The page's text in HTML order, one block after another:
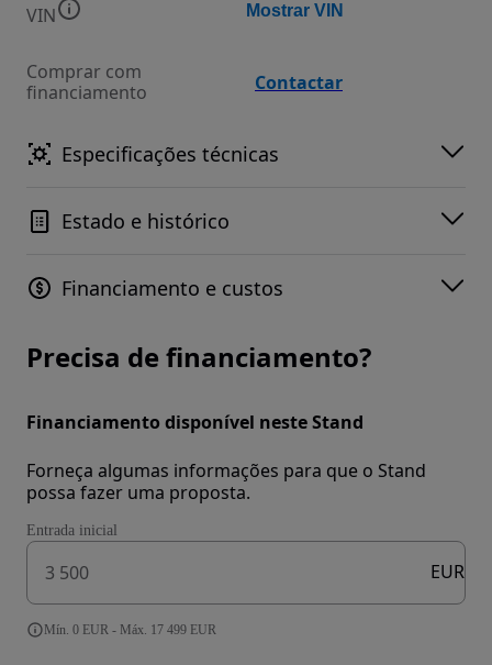
VIN Mostrar VIN
Comprar com
financiamento
Contactar
Especificações técnicas
Estado e histórico
Financiamento e custos
Precisa de financiamento?
Financiamento disponível neste Stand
Forneça algumas informações para que o Stand
possa fazer uma proposta.
Entrada inicial
EUR
Mín. 0 EUR - Máx. 17 499 EUR